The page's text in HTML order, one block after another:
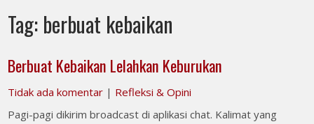
Tag: berbuat kebaikan
Berbuat Kebaikan Lelahkan Keburukan
Tidak ada komentar | Refleksi & Opini
Pagi-pagi dikirim broadcast di aplikasi chat. Kalimat yang